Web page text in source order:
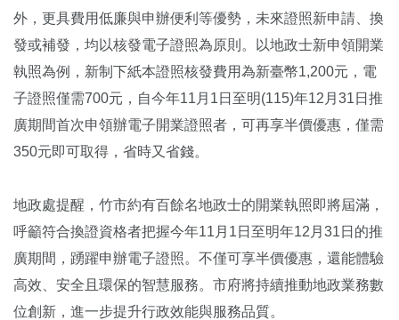
外，更具費用低廉與申辦便利等優勢，未來證照新申請、換
發或補發，均以核發電子證照為原則。以地政士新申領開業
執照為例，新制下紙本證照核發費用為新臺幣1,200元，電
子證照僅需700元，自今年11月1日至明(115)年12月31日推
廣期間首次申領辦電子開業證照者，可再享半價優惠，僅需
350元即可取得，省時又省錢。
地政處提醒，竹市約有百餘名地政士的開業執照即將屆滿，
呼籲符合換證資格者把握今年11月1日至明年12月31日的推
廣期間，踴躍申辦電子證照。不僅可享半價優惠，還能體驗
高效、安全且環保的智慧服務。市府將持續推動地政業務數
位創新，進一步提升行政效能與服務品質。